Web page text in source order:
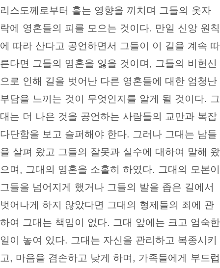
리스도께로부터 흩는 영향을 끼치며 그들의 옷자
락에 영혼들의 피를 모으는 것이다. 만일 신앙 원칙
에 따라 산다고 공언하면서 그들이 이 길을 계속 따
른다면 그들의 영혼을 잃을 것이며, 그들의 비헌신
으로 인해 길을 벗어난 다른 영혼들에 대한 엄청난
부담을 느끼는 것이 무엇인지를 알게 될 것이다. 그
대는 더 나은 것을 공언하는 사람들의 교만과 복잡
다단함을 보고 슬퍼해야 한다. 그러나 그대는 남들
을 살펴 왔고 그들의 잘못과 실수에 대하여 말해 왔
으며, 그대의 영혼을 소홀히 하였다. 그대의 모본이
그들을 넘어지게 했거나 그들의 발을 좁은 길에서
벗어나게 하지 않았다면 그대의 형제들의 죄에 관
하여 그대는 책임이 없다. 그대 앞에는 크고 엄숙한
일이 놓여 있다. 그대는 자신을 관리하고 복종시키
고, 마음을 겸손하고 낮게 하며, 가족들에게 부드럽